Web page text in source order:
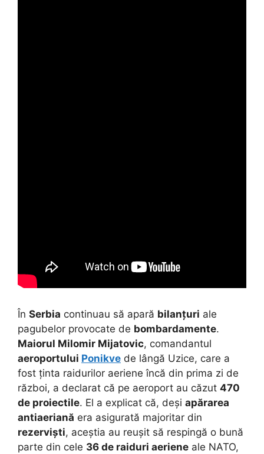
În Serbia continuau să apară bilanțuri ale
pagubelor provocate de bombardamente.
Maiorul Milomir Mijatovic, comandantul
aeroportului Ponikve de lângă Uzice, care a
fost ținta raidurilor aeriene încă din prima zi de
război, a declarat că pe aeroport au căzut 470
de proiectile. El a explicat că, deși apărarea
antiaeriană era asigurată majoritar din
rezerviști, aceștia au reușit să respingă o bună
parte din cele 36 de raiduri aeriene ale NATO,